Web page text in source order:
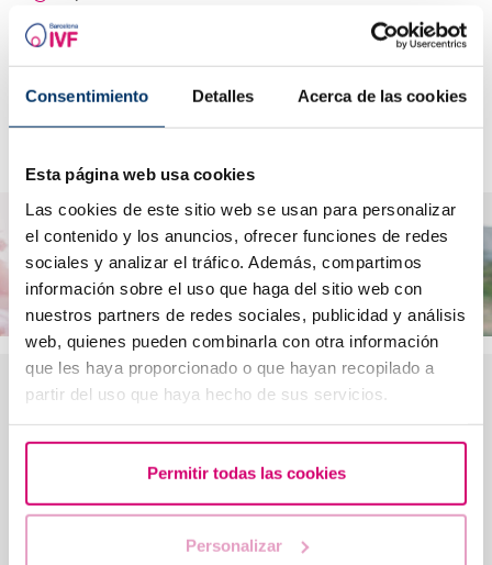
Consentimiento Detalles Acerca de las cookies
Esta página web usa cookies
Las cookies de este sitio web se usan para personalizar
el contenido y los anuncios, ofrecer funciones de redes
sociales y analizar el tráfico. Además, compartimos
información sobre el uso que haga del sitio web con
nuestros partners de redes sociales, publicidad y análisis
web, quienes pueden combinarla con otra información
que les haya proporcionado o que hayan recopilado a
partir del uso que haya hecho de sus servicios.
Permitir todas las cookies
Personalizar
Transfert d’embryons
Comment procède-t-on au transfert des embryons ?
Avis réels de nos patients
★★★★★4,5· 559 avis sur Google
★★★★★
Après un parcours pma en France qui